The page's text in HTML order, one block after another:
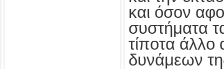
και όσον
συστήματα
τίποτα
δυνάμεων